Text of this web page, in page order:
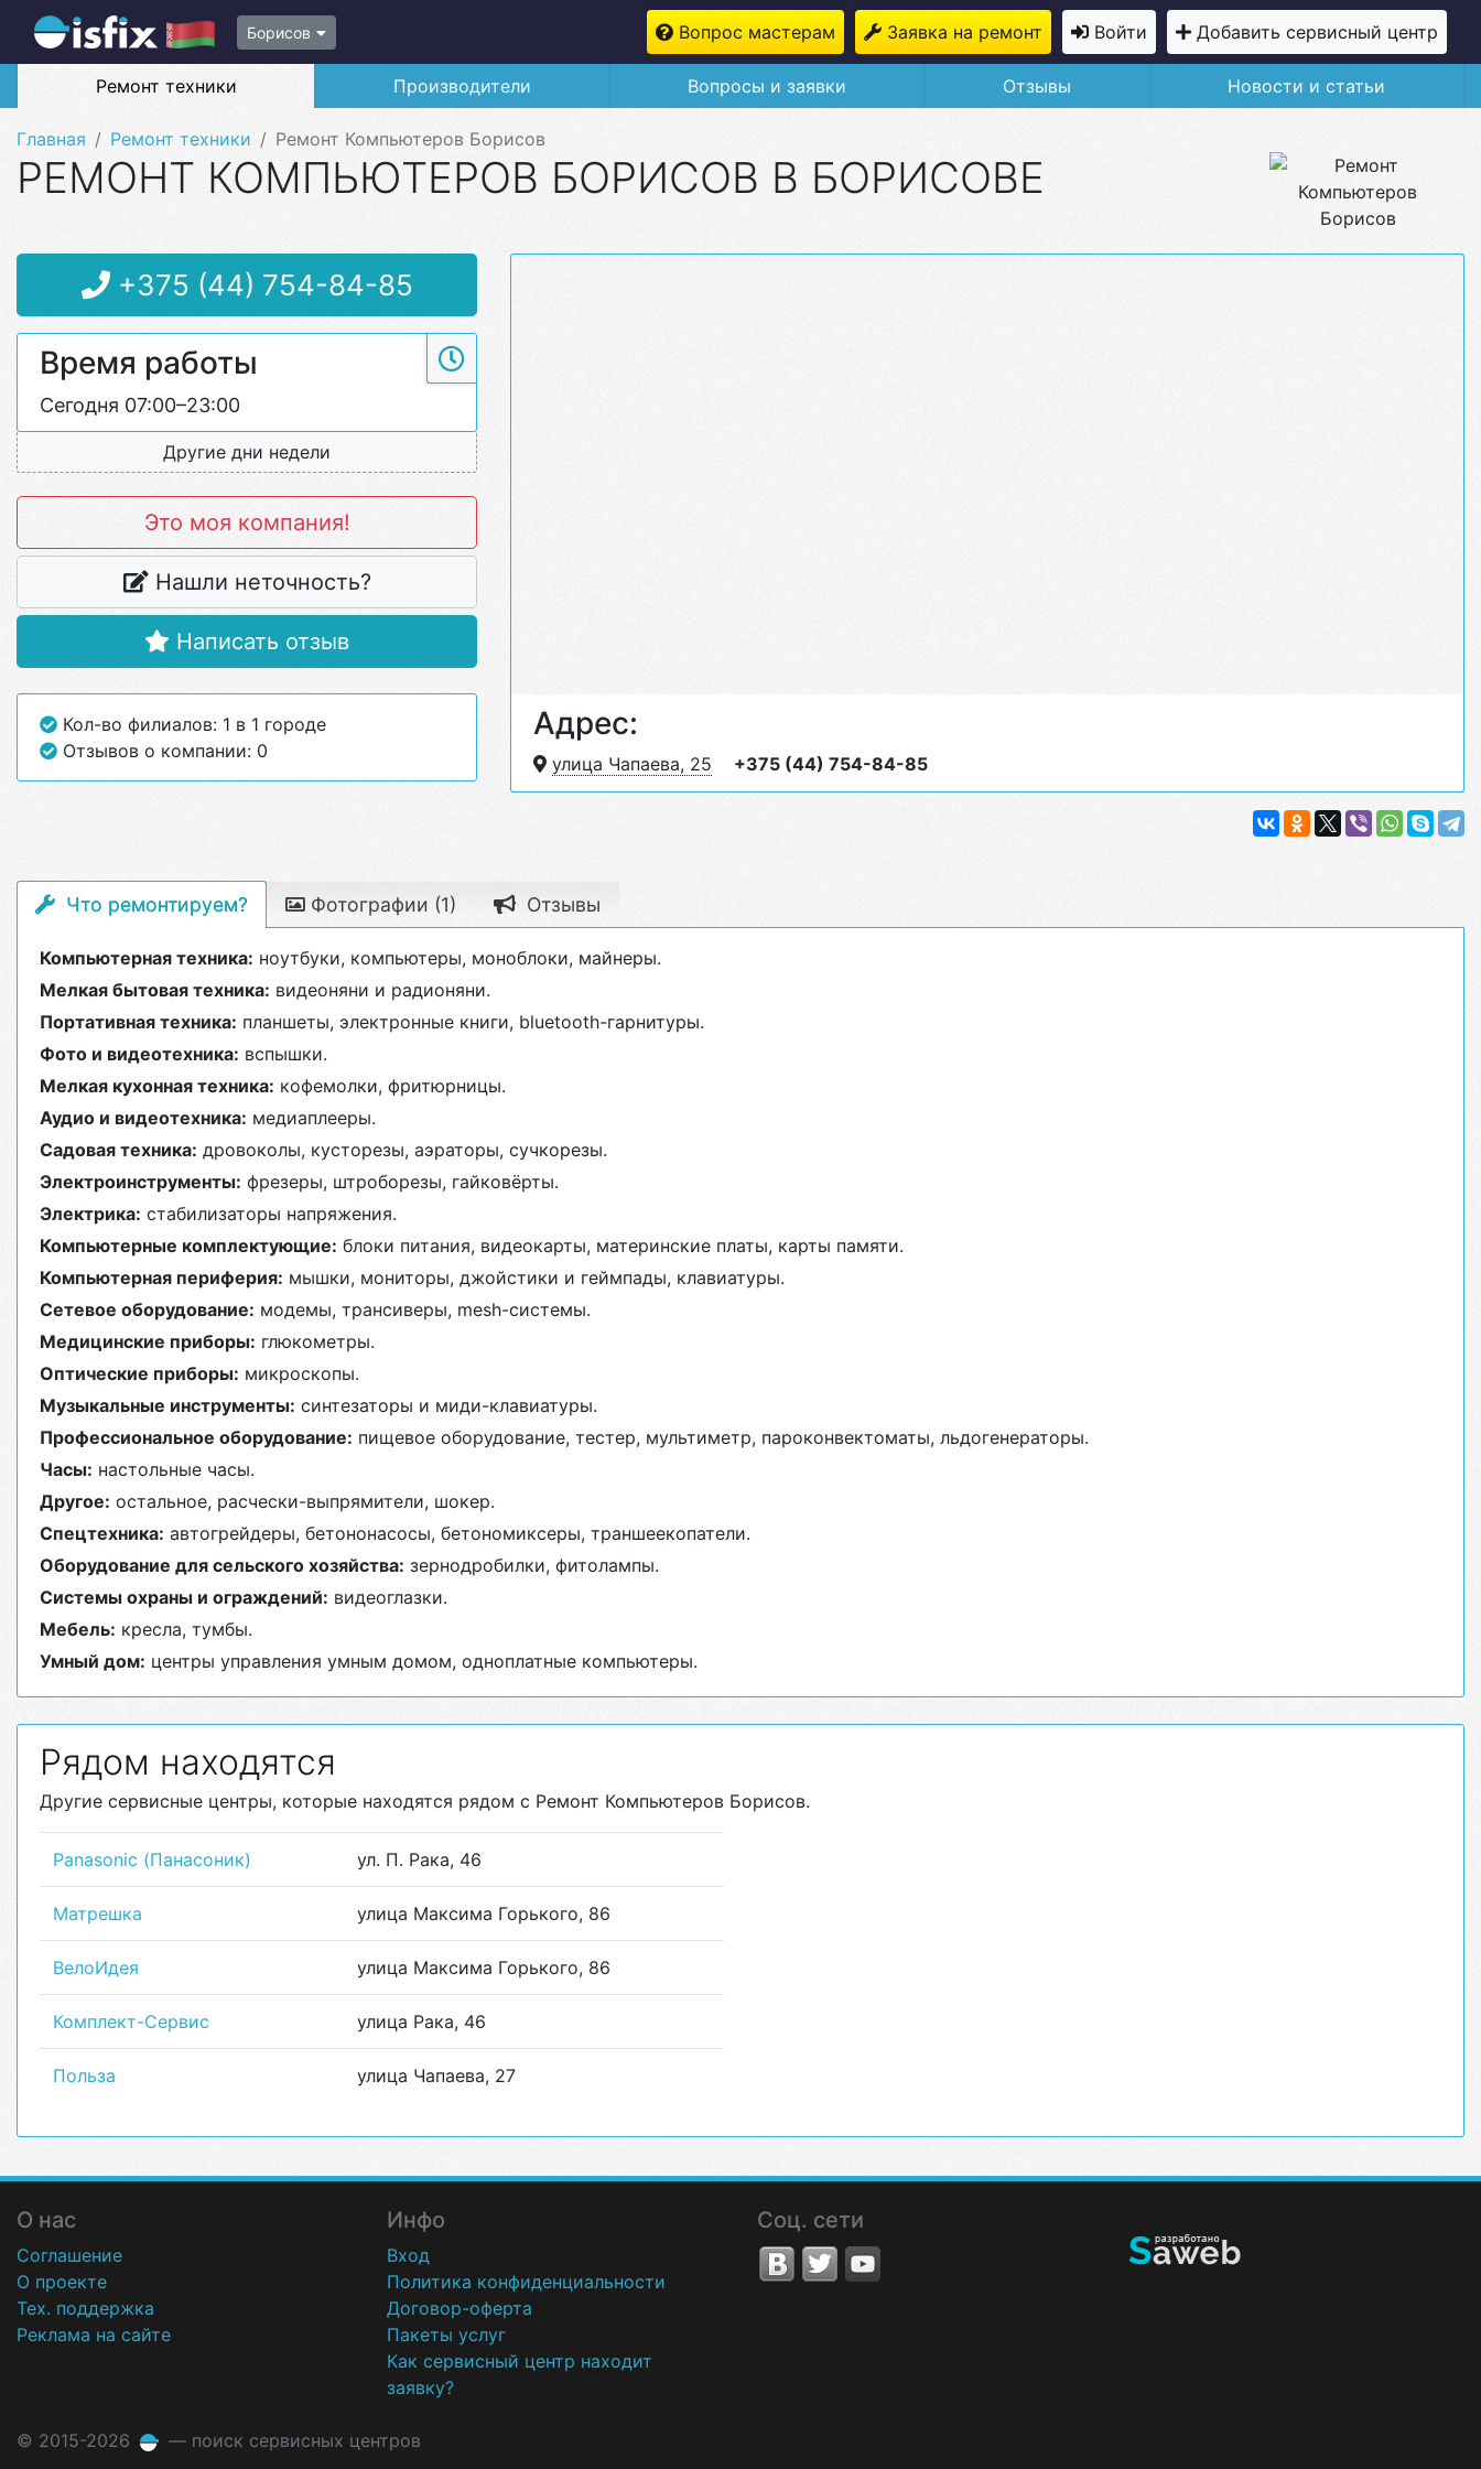
Борисов Вопрос мастерам Заявка на ремонт Войти Добавить сервисный центр
Ремонт техники Производители Вопросы и заявки Отзывы Новости и статьи
Главная Ремонт техники Ремонт Компьютеров Борисов
РЕМОНТ КОМПЬЮТЕРОВ БОРИСОВ В БОРИСОВЕ
+375 (44) 754-84-85
Время работы
Сегодня 07:00–23:00
Другие дни недели
Это моя компания!
Нашли неточность?
Написать отзыв
Кол-во филиалов: 1 в 1 городе
Отзывов о компании: 0
Адрес:
улица Чапаева, 25 +375 (44) 754-84-85
Что ремонтируем? Фотографии (1) Отзывы
Компьютерная техника: ноутбуки, компьютеры, моноблоки, майнеры.
Мелкая бытовая техника: видеоняни и радионяни.
Портативная техника: планшеты, электронные книги, bluetooth-гарнитуры.
Фото и видеотехника: вспышки.
Мелкая кухонная техника: кофемолки, фритюрницы.
Аудио и видеотехника: медиаплееры.
Садовая техника: дровоколы, кусторезы, аэраторы, сучкорезы.
Электроинструменты: фрезеры, штроборезы, гайковёрты.
Электрика: стабилизаторы напряжения.
Компьютерные комплектующие: блоки питания, видеокарты, материнские платы, карты памяти.
Компьютерная периферия: мышки, мониторы, джойстики и геймпады, клавиатуры.
Сетевое оборудование: модемы, трансиверы, mesh-системы.
Медицинские приборы: глюкометры.
Оптические приборы: микроскопы.
Музыкальные инструменты: синтезаторы и миди-клавиатуры.
Профессиональное оборудование: пищевое оборудование, тестер, мультиметр, пароконвектоматы, льдогенераторы.
Часы: настольные часы.
Другое: остальное, расчески-выпрямители, шокер.
Спецтехника: автогрейдеры, бетононасосы, бетономиксеры, траншеекопатели.
Оборудование для сельского хозяйства: зернодробилки, фитолампы.
Системы охраны и ограждений: видеоглазки.
Мебель: кресла, тумбы.
Умный дом: центры управления умным домом, одноплатные компьютеры.
Рядом находятся
Другие сервисные центры, которые находятся рядом с Ремонт Компьютеров Борисов.
Panasonic (Панасоник) ул. П. Рака, 46
Матрешка улица Максима Горького, 86
ВелоИдея улица Максима Горького, 86
Комплект-Сервис улица Рака, 46
Польза улица Чапаева, 27
О нас
Соглашение
О проекте
Тех. поддержка
Реклама на сайте
Инфо
Вход
Политика конфиденциальности
Договор-оферта
Пакеты услуг
Как сервисный центр находит
заявку?
Соц. сети
© 2015-2026 — поиск сервисных центров